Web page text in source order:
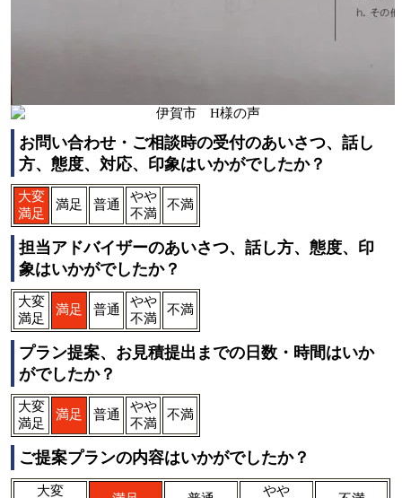
お問い合わせ・ご相談時の受付のあいさつ、話し
方、態度、対応、印象はいかがでしたか？
大変
満足
満足 普通
やや
不満
不満
担当アドバイザーのあいさつ、話し方、態度、印
象はいかがでしたか？
大変
満足
満足 普通
やや
不満
不満
プラン提案、お見積提出までの日数・時間はいか
がでしたか？
大変
満足
満足 普通
やや
不満
不満
ご提案プランの内容はいかがでしたか？
大変 やや